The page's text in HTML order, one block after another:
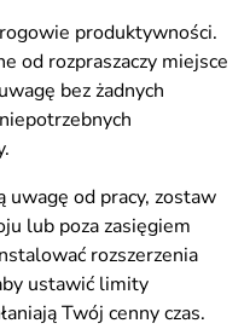
produktywności.
od rozpraszaczy miejsce
bez żadnych
uwagę od pracy, zostaw
lub poza zasięgiem
rozszerzenia
ustawić limity
Twój cenny czas.